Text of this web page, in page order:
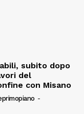
subito dopo
del
con Misano
-